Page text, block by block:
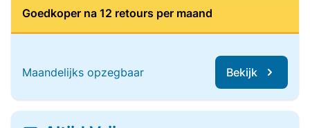
Goedkoper na 12 retours per maand
Maandelijks opzegbaar Bekijk